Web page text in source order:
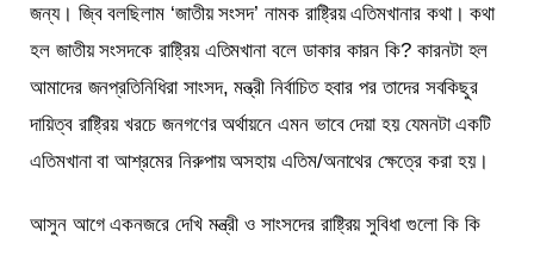
জন্য। জ্বি বলছিলাম ‘জাতীয় সংসদ’ নামক রাষ্ট্রিয় এতিমখানার কথা। কথা
হল জাতীয় সংসদকে রাষ্ট্রিয় এতিমখানা বলে ডাকার কারন কি? কারনটা হল
আমাদের জনপ্রতিনিধিরা সাংসদ, মন্ত্রী নির্বাচিত হবার পর তাদের সবকিছুর
দায়িত্ব রাষ্ট্রিয় খরচে জনগণের অর্থায়নে এমন ভাবে দেয়া হয় যেমনটা একটি
এতিমখানা বা আশ্রমের নিরুপায় অসহায় এতিম/অনাথের ক্ষেত্রে করা হয়।
আসুন আগে একনজরে দেখি মন্ত্রী ও সাংসদের রাষ্ট্রিয় সুবিধা গুলো কি কি